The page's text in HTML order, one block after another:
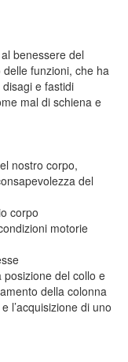
benessere del
funzioni, che ha
e fastidi
mal di schiena e
nostro corpo,
del
corpo
motorie
posizione del collo e
della colonna
l’acquisizione di uno